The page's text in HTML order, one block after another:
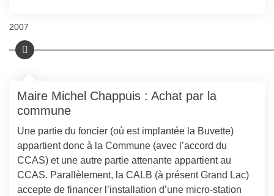
2007
Maire Michel Chappuis : Achat par la
commune
Une partie du foncier (où est implantée la Buvette)
appartient donc à la Commune (avec l’accord du
CCAS) et une autre partie attenante appartient au
CCAS. Parallèlement, la CALB (à présent Grand Lac)
accepte de financer l’installation d’une micro-station